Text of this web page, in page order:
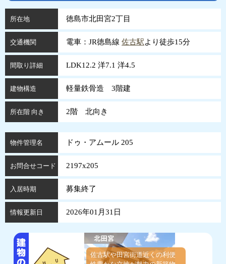
所在地 徳島市北田宮2丁目
交通機関 電車：JR徳島線 佐古駅より徒歩15分
間取り詳細 LDK12.2 洋7.1 洋4.5
建物構造 軽量鉄骨造 3階建
所在階 向き 2階 北向き
物件管理名 ドゥ・アムール 205
お問合せコード 2197x205
入居時期 募集終了
情報更新日 2026年01月31日
佐古駅や田宮街道近くの利便